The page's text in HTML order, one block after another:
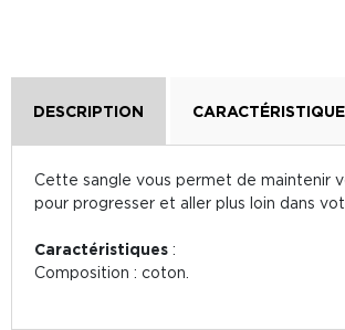
DESCRIPTION
Cette sangle vous permet de maintenir
pour progresser et aller plus loin dans
Caractéristiques :
Composition : coton.